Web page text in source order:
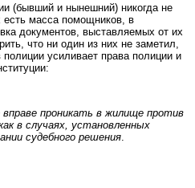
(бывший и нынешний) никогда не
есть масса помощников, в
документов, выставляемых от их
что ни один из них не заметил,
усиливает права полиции и
проникать в жилище против
в случаях, установленных
судебного решения.